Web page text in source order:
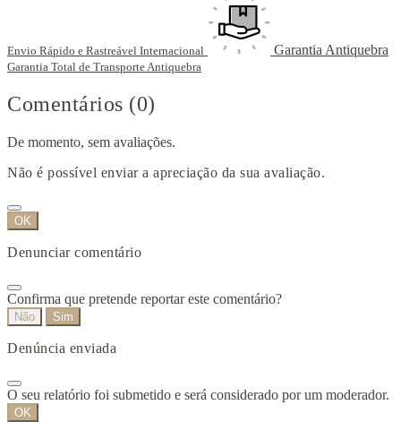
Envio Rápido e Rastreável Internacional Garantia Antiquebra
Garantia Total de Transporte Antiquebra
Comentários (0)
De momento, sem avaliações.
Não é possível enviar a apreciação da sua avaliação.
OK
Denunciar comentário
Confirma que pretende reportar este comentário?
Não Sim
Denúncia enviada
O seu relatório foi submetido e será considerado por um moderador.
OK